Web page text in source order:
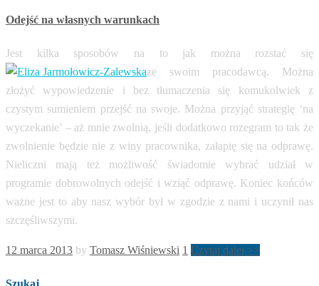
Odejść na własnych warunkach
Jest kilka sposobów na to jak można rozstać się
ze swoim pracodawcą. Można
złożyć wypowiedzenie i bez tłumaczenia się komukolwiek z
czystym sumieniem przejść na swoje. Można przyjąć strategię ‘na
wyczekanie’ – aż mnie zwolnią, jeśli dodatkowo rozegram to tak że
zwolnienie będzie nie z winy pracownika, załapię się na odprawę.
Nieliczni mają też możliwość świadomie wybrać udział w
programie dobrowolnych odejść i wziąć odprawę. Koniec końców
ważne jest to aby nasz wybór był w zgodzie z nami i uczynił nas
szczęśliwszymi.
12 marca 2013 by Tomasz Wiśniewski 1 Czytaj dalej >>